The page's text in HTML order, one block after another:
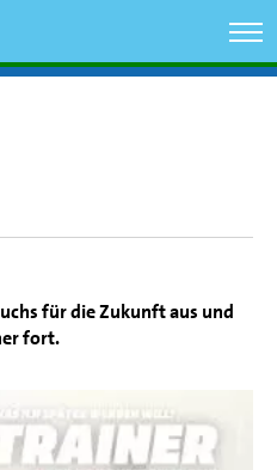
für die Zukunft aus und
fort.